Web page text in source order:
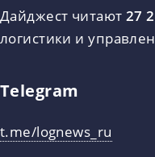
Дайджест читают 27
логистики и
Telegram
t.me/lognews_ru